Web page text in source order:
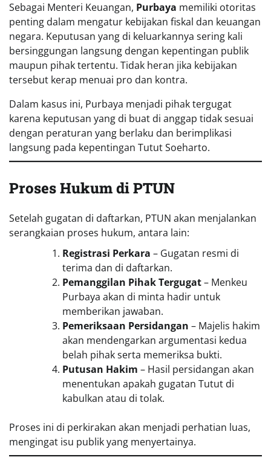
Sebagai Menteri Keuangan, Purbaya memiliki otoritas
penting dalam mengatur kebijakan fiskal dan keuangan
negara. Keputusan yang di keluarkannya sering kali
bersinggungan langsung dengan kepentingan publik
maupun pihak tertentu. Tidak heran jika kebijakan
tersebut kerap menuai pro dan kontra.
Dalam kasus ini, Purbaya menjadi pihak tergugat
karena keputusan yang di buat di anggap tidak sesuai
dengan peraturan yang berlaku dan berimplikasi
langsung pada kepentingan Tutut Soeharto.
Proses Hukum di PTUN
Setelah gugatan di daftarkan, PTUN akan menjalankan
serangkaian proses hukum, antara lain:
Registrasi Perkara – Gugatan resmi di
terima dan di daftarkan.
Pemanggilan Pihak Tergugat– Menkeu
Purbaya akan di minta hadir untuk
memberikan jawaban.
Pemeriksaan Persidangan – Majelis hakim
akan mendengarkan argumentasi kedua
belah pihak serta memeriksa bukti.
Putusan Hakim – Hasil persidangan akan
menentukan apakah gugatan Tutut di
kabulkan atau di tolak.
Proses ini di perkirakan akan menjadi perhatian luas,
mengingat isu publik yang menyertainya.